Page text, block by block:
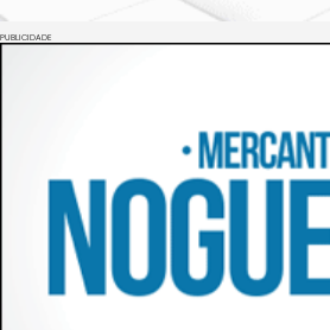
PUBLICIDADE